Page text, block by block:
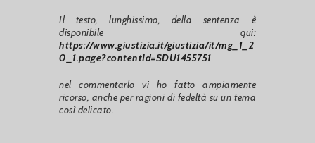
Il testo, lunghissimo, della sentenza è
disponibile qui:
https://www.giustizia.it/giustizia/it/mg_1_2
0_1.page?contentId=SDU1455751
nel commentarlo vi ho fatto ampiamente
ricorso, anche per ragioni di fedeltà su un tema
così delicato.